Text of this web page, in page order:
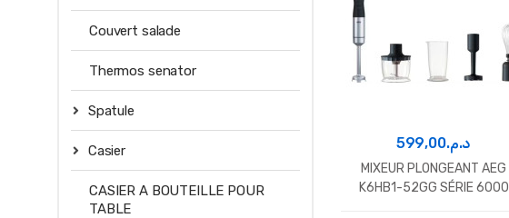
د.م.599,00
MIXEUR PLONGEANT AEG
K6HB1-52GG SÉRIE 6000
Couvert salade
Thermos senator
Spatule
Casier
CASIER A BOUTEILLE POUR
TABLE